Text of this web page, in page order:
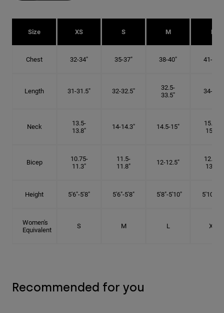
Size XS S M L
Chest 32-34" 35-37" 38-40" 41-43"
Length 31-31.5" 32-32.5"
32.5-
33.5"
34-35"
Neck
13.5-
13.8"
14-14.3" 14.5-15"
15.25-
15.5"
Bicep
10.75-
11.3"
11.5-
11.8"
12-12.5"
12.75-
13.3"
Height 5'6"-5'8" 5'6"-5'8" 5'8"-5'10" 5'10"- 6'
Women's
Equivalent
S M L XL
Recommended for you